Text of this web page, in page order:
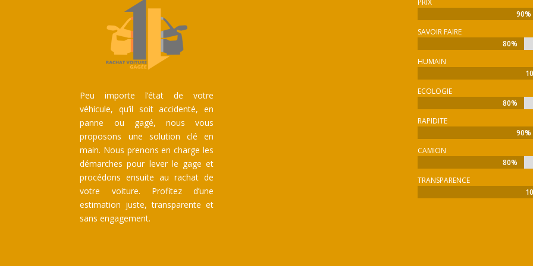
Peu importe l’état de votre
véhicule, qu’il soit accidenté, en
panne ou gagé, nous vous
proposons une solution clé en
main. Nous prenons en charge les
démarches pour lever le gage et
procédons ensuite au rachat de
votre voiture. Profitez d’une
estimation juste, transparente et
sans engagement.
PRIX
90%
90%
SAVOIR FAIRE
80%
80%
HUMAIN
ECOLOGIE
80%
80%
RAPIDITE
90%
90%
CAMION
80%
80%
TRANSPARENCE